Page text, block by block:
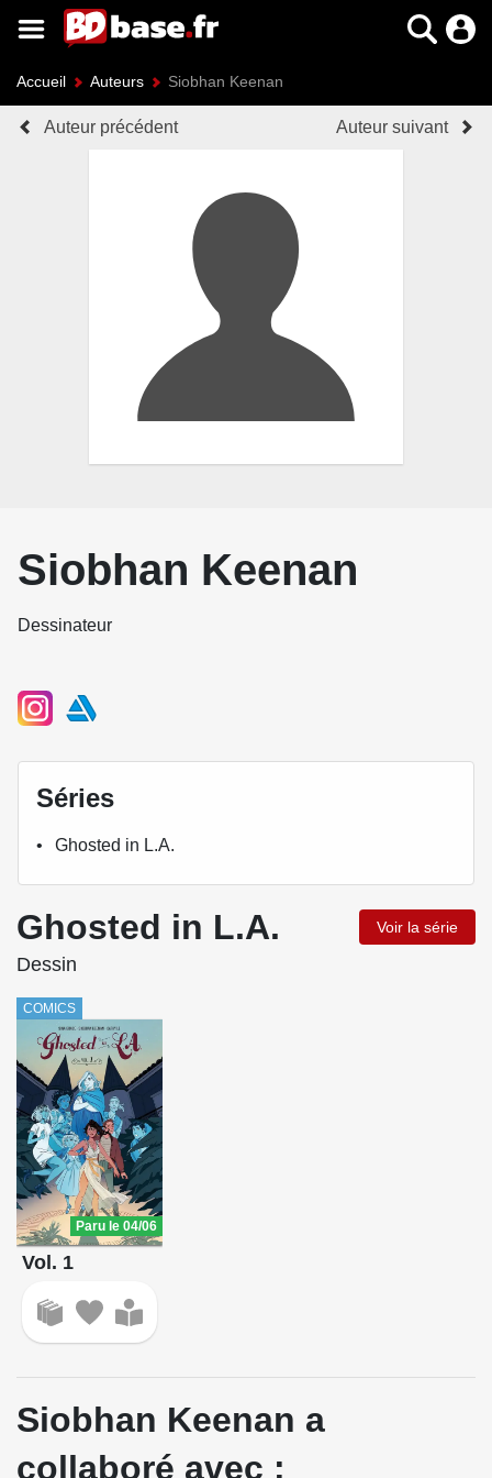
Accueil Auteurs Siobhan Keenan
Auteur précédent Auteur suivant
Siobhan Keenan
Dessinateur
Séries
Ghosted in L.A.
Ghosted in L.A. Voir la série
Dessin
COMICS
Paru le 04/06
Vol. 1
Siobhan Keenan a
collaboré avec :